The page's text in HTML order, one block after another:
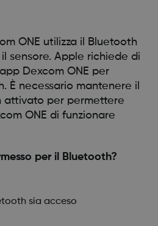
ONE utilizza il Bluetooth
sensore. Apple richiede di
Dexcom ONE per
È necessario mantenere il
attivato per permettere
ONE di funzionare
per il Bluetooth?
sia acceso